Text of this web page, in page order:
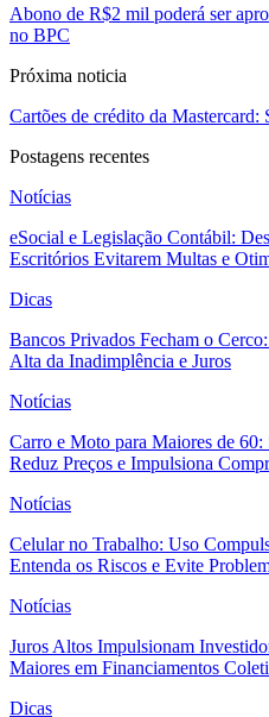
Abono de R$2 mil poderá ser
no BPC
Próxima noticia
Cartões de crédito da Mastercard:
Postagens recentes
Notícias
eSocial e Legislação Contábil:
Escritórios Evitarem Multas e
Dicas
Bancos Privados Fecham o
Alta da Inadimplência e Juros
Notícias
Carro e Moto para Maiores de
Reduz Preços e Impulsiona
Notícias
Celular no Trabalho: Uso
Entenda os Riscos e Evite
Notícias
Juros Altos Impulsionam
Maiores em Financiamentos
Dicas